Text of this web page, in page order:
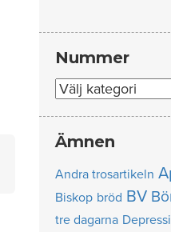
Nummer
Nummer
Ämnen
Andra trosartikeln
Biskop bröd BV
tre dagarna